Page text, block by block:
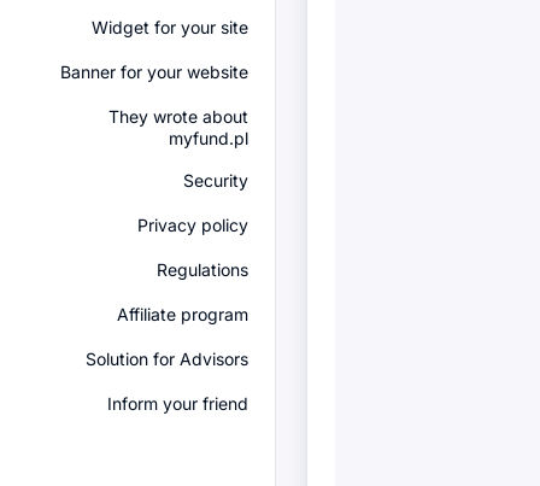
Widget for your site
Banner for your website
They wrote about
myfund.pl
Security
Privacy policy
Regulations
Affiliate program
Solution for Advisors
Inform your friend